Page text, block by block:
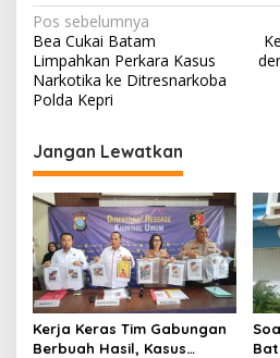
N
a
v
i
g
a
s
i
p
o
s
Pos sebelumnya
Bea Cukai Batam
Limpahkan Perkara Kasus
Narkotika ke Ditresnarkoba
Polda Kepri
Jangan Lewatkan
Kerja Keras Tim Gabungan
Berbuah Hasil, Kasus